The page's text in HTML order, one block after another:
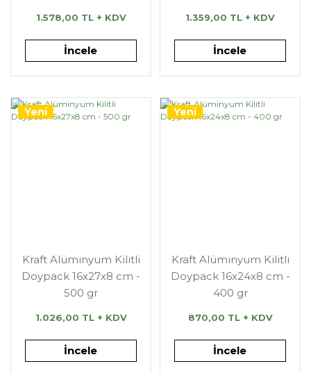
1.578,00 TL + KDV
İncele
1.359,00 TL + KDV
İncele
Yeni
Kraft Alüminyum Kilitli
Doypack 16x27x8 cm -
500 gr
1.026,00 TL + KDV
İncele
Yeni
Kraft Alüminyum Kilitli
Doypack 16x24x8 cm -
400 gr
870,00 TL + KDV
İncele